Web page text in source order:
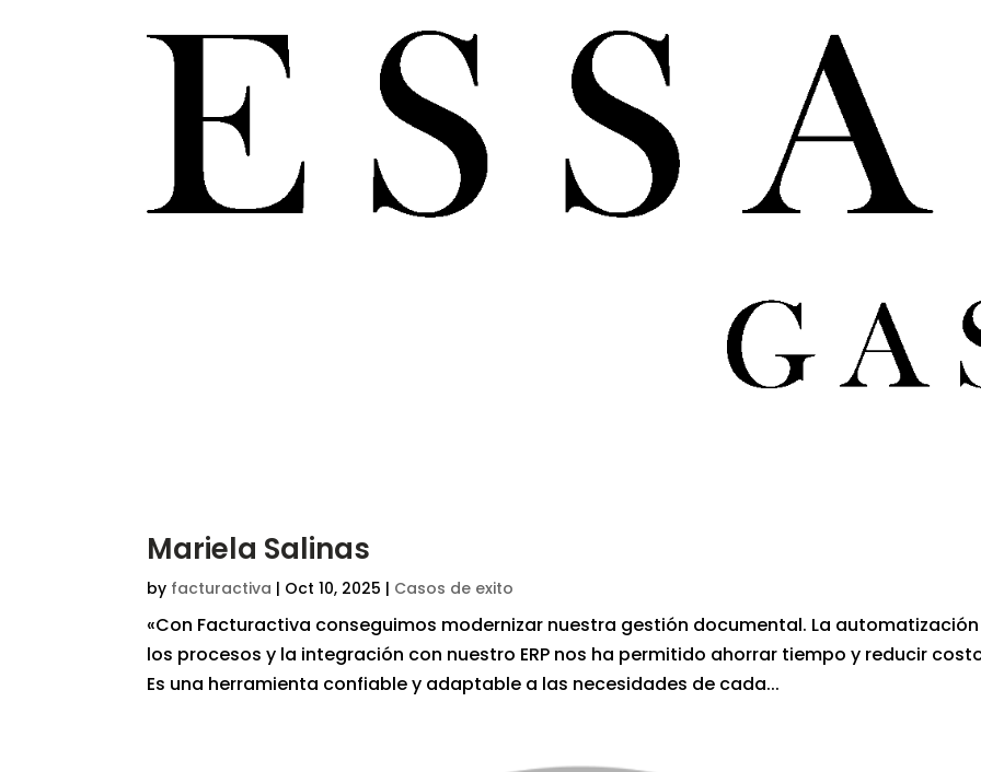
Mariela Salinas
by facturactiva | Oct 10, 2025 | Casos de exito
«Con Facturactiva conseguimos modernizar nuestra gestión documental. La
los procesos y la integración con nuestro ERP nos ha permitido ahorrar tiempo y reducir
Es una herramienta confiable y adaptable a las necesidades de cada...